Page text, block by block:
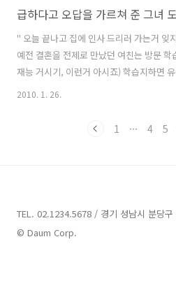
급하다고 오답을 가르쳐 준 그녀
" 오늘 끝나고 집에 인사 드리러 가는거 잊
예전 결혼을 전제로 만났던 여친는 방문
재능 거시기, 이런거 아시죠) 학습지하면
중심으로 가르치는 종합학습지와 영어만
항목이라 해도 과언이 아니였다 . 여친이
2010. 1. 26.
1 ··· 4 5
TEL. 02.1234.5678 / 경기 성남시 분당구
© Daum Corp.